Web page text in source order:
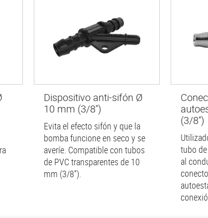
Dispositivo anti-sifón Ø
10 mm (3/8'')
Evita el efecto sifón y que la
bomba funcione en seco y se
averíe. Compatible con tubos
de PVC transparentes de 10
mm (3/8'').
(3/8'')
tubo
al